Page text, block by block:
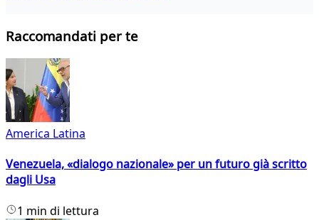
Raccomandati per te
America Latina
Venezuela, «dialogo nazionale» per un futuro già scritto
dagli Usa
1 min di lettura